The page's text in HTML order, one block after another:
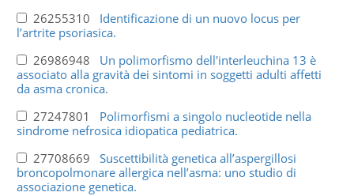
26255310 Identificazione di un nuovo locus per
l’artrite psoriasica.
26986948 Un polimorfismo dell'interleuchina 13 è
associato alla gravità dei sintomi in soggetti adulti affetti
da asma cronica.
27247801 Polimorfismi a singolo nucleotide nella
sindrome nefrosica idiopatica pediatrica.
27708669 Suscettibilità genetica all’aspergillosi
broncopolmonare allergica nell’asma: uno studio di
associazione genetica.